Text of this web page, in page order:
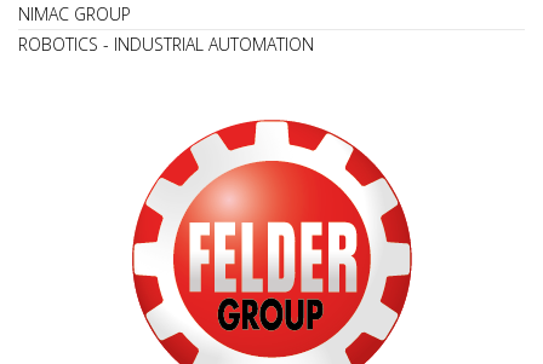
NIMAC GROUP
ROBOTICS - INDUSTRIAL AUTOMATION